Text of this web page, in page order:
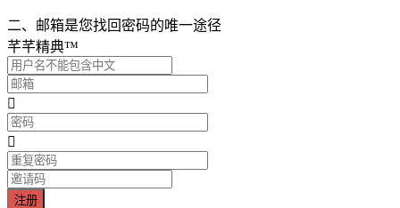
二、邮箱是您找回密码的唯一途径
芊芊精典™